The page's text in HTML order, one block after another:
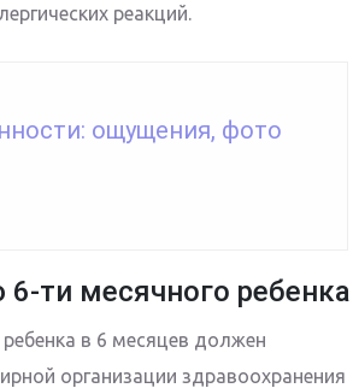
реакций.
ощущения, фото
ти месячного ребенка
в 6 месяцев должен
организации здравоохранения